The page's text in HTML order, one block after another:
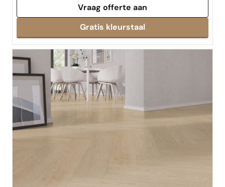
Vraag offerte aan